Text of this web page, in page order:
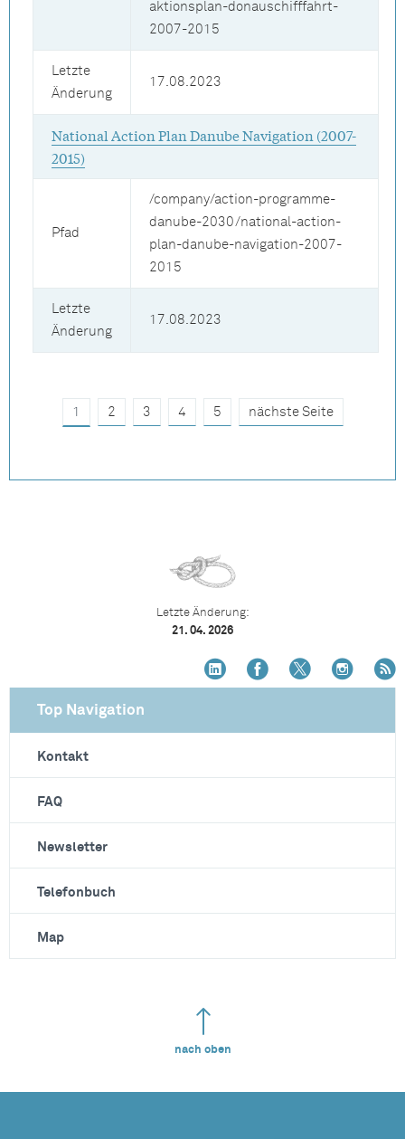
aktionsplan-donauschifffahrt-
2007-2015
Letzte
Änderung
17.08.2023
National Action Plan Danube Navigation (2007-
2015)
Pfad
/company/action-programme-
danube-2030/national-action-
plan-danube-navigation-2007-
2015
Letzte
Änderung
17.08.2023
1 2 3 4 5 nächste Seite
Letzte Änderung:
21. 04. 2026
Top Navigation
Kontakt
FAQ
Newsletter
Telefonbuch
Map
nach oben